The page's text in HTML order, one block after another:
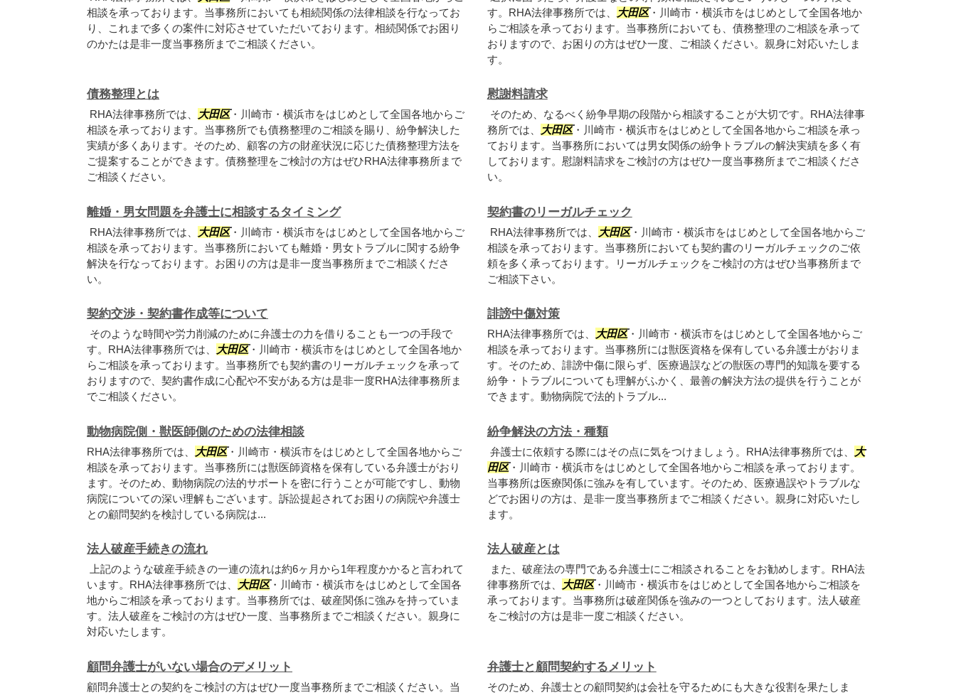
相談を承っております。当事務所においても相続関係の法律相談を行なってお
り、これまで多くの案件に対応させていただいております。相続関係でお困り
のかたは是非一度当事務所までご相談ください。
す。RHA法律事務所では、
大田区・川崎市・横浜市をはじめとして全国各地か
らご相談を承っております。当事務所においても、債務整理のご相談を承って
おりますので、お困りの方はぜひ一度、ご相談ください。親身に対応いたしま
す。
債務整理とは
RHA法律事務所では、 大田区・川崎市・横浜市をはじめとして全国各地からご
相談を承っております。当事務所でも債務整理のご相談を賜り、紛争解決した
実績が多くあります。そのため、顧客の方の財産状況に応じた債務整理方法を
ご提案することができます。債務整理をご検討の方はぜひRHA法律事務所まで
ご相談ください。
慰謝料請求
そのため、なるべく紛争早期の段階から相談することが大切です。RHA法律事
務所では、
大田区・川崎市・横浜市をはじめとして全国各地からご相談を承っ
ております。当事務所においては男女関係の紛争トラブルの解決実績を多く有
しております。慰謝料請求をご検討の方はぜひ一度当事務所までご相談くださ
い。
離婚・男女問題を弁護士に相談するタイミング
RHA法律事務所では、 大田区・川崎市・横浜市をはじめとして全国各地からご
相談を承っております。当事務所においても離婚・男女トラブルに関する紛争
解決を行なっております。お困りの方は是非一度当事務所までご相談くださ
い。
契約書のリーガルチェック
RHA法律事務所では、 大田区・川崎市・横浜市をはじめとして全国各地からご
相談を承っております。当事務所においても契約書のリーガルチェックのご依
頼を多く承っております。リーガルチェックをご検討の方はぜひ当事務所まで
ご相談下さい。
契約交渉・契約書作成等について
そのような時間や労力削減のために弁護士の力を借りることも一つの手段で
す。RHA法律事務所では、
大田区・川崎市・横浜市をはじめとして全国各地か
らご相談を承っております。当事務所でも契約書のリーガルチェックを承って
おりますので、契約書作成に心配や不安がある方は是非一度RHA法律事務所ま
でご相談ください。
誹謗中傷対策
RHA法律事務所では、 大田区・川崎市・横浜市をはじめとして全国各地からご
相談を承っております。当事務所には獣医資格を保有している弁護士がおりま
す。そのため、誹謗中傷に限らず、医療過誤などの獣医の専門的知識を要する
紛争・トラブルについても理解がふかく、最善の解決方法の提供を行うことが
できます。動物病院で法的トラブル...
動物病院側・獣医師側のための法律相談
RHA法律事務所では、 大田区・川崎市・横浜市をはじめとして全国各地からご
相談を承っております。当事務所には獣医師資格を保有している弁護士がおり
ます。そのため、動物病院の法的サポートを密に行うことが可能ですし、動物
病院についての深い理解もございます。訴訟提起されてお困りの病院や弁護士
との顧問契約を検討している病院は...
紛争解決の方法・種類
弁護士に依頼する際にはその点に気をつけましょう。RHA法律事務所では、
大
田区・川崎市・横浜市をはじめとして全国各地からご相談を承っております。
当事務所は医療関係に強みを有しています。そのため、医療過誤やトラブルな
どでお困りの方は、是非一度当事務所までご相談ください。親身に対応いたし
ます。
法人破産手続きの流れ
上記のような破産手続きの一連の流れは約6ヶ月から1年程度かかると言われて
います。RHA法律事務所では、
大田区・川崎市・横浜市をはじめとして全国各
地からご相談を承っております。当事務所では、破産関係に強みを持っていま
す。法人破産をご検討の方はぜひ一度、当事務所までご相談ください。親身に
対応いたします。
法人破産とは
また、破産法の専門である弁護士にご相談されることをお勧めします。RHA法
律事務所では、
大田区・川崎市・横浜市をはじめとして全国各地からご相談を
承っております。当事務所は破産関係を強みの一つとしております。法人破産
をご検討の方は是非一度ご相談ください。
顧問弁護士がいない場合のデメリット
顧問弁護士との契約をご検討の方はぜひ一度当事務所までご相談ください。当
弁護士と顧問契約するメリット
そのため、弁護士との顧問契約は会社を守るためにも大きな役割を果たしま